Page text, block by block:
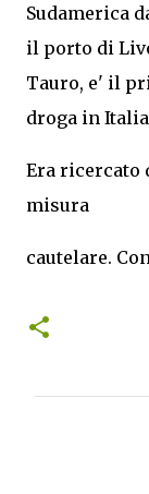
Sudamerica
il porto di
Tauro, e' il
droga in
Era ricercato
misura
cautelare.